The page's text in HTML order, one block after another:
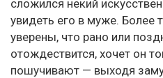
сложился некий
увидеть его в муже. Более
уверены, что рано или
отождествится, хочет он
пошучивают — выходя